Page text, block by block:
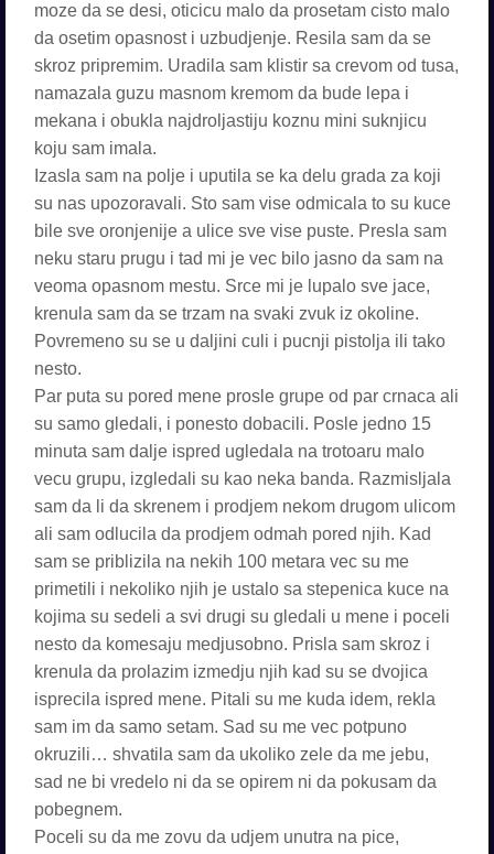
moze da se desi, oticicu malo da prosetam cisto malo
da osetim opasnost i uzbudjenje. Resila sam da se
skroz pripremim. Uradila sam klistir sa crevom od tusa,
namazala guzu masnom kremom da bude lepa i
mekana i obukla najdroljastiju koznu mini suknjicu
koju sam imala.
Izasla sam na polje i uputila se ka delu grada za koji
su nas upozoravali. Sto sam vise odmicala to su kuce
bile sve oronjenije a ulice sve vise puste. Presla sam
neku staru prugu i tad mi je vec bilo jasno da sam na
veoma opasnom mestu. Srce mi je lupalo sve jace,
krenula sam da se trzam na svaki zvuk iz okoline.
Povremeno su se u daljini culi i pucnji pistolja ili tako
nesto.
Par puta su pored mene prosle grupe od par crnaca ali
su samo gledali, i ponesto dobacili. Posle jedno 15
minuta sam dalje ispred ugledala na trotoaru malo
vecu grupu, izgledali su kao neka banda. Razmisljala
sam da li da skrenem i prodjem nekom drugom ulicom
ali sam odlucila da prodjem odmah pored njih. Kad
sam se priblizila na nekih 100 metara vec su me
primetili i nekoliko njih je ustalo sa stepenica kuce na
kojima su sedeli a svi drugi su gledali u mene i poceli
nesto da komesaju medjusobno. Prisla sam skroz i
krenula da prolazim izmedju njih kad su se dvojica
isprecila ispred mene. Pitali su me kuda idem, rekla
sam im da samo setam. Sad su me vec potpuno
okruzili… shvatila sam da ukoliko zele da me jebu,
sad ne bi vredelo ni da se opirem ni da pokusam da
pobegnem.
Poceli su da me zovu da udjem unutra na pice,